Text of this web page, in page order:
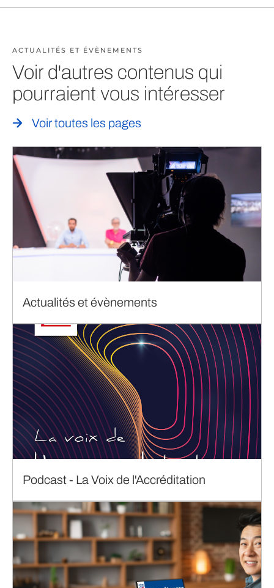
ACTUALITÉS ET ÉVÈNEMENTS
Voir d'autres contenus qui
pourraient vous intéresser
Voir toutes les pages
Actualités et évènements
Podcast - La Voix de l'Accréditation